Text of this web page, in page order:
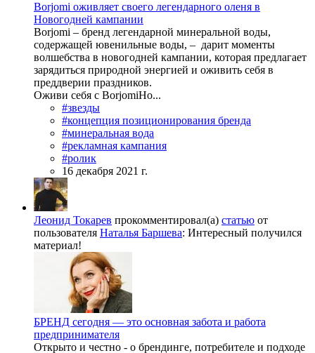
Borjomi оживляет своего легендарного оленя в
Новогодней кампании
Borjomi – бренд легендарной минеральной воды,
содержащей ювенильные воды, – дарит моменты
волшебства в новогодней кампании, которая предлагает
зарядиться природной энергией и оживить себя в
преддверии праздников.
Оживи себя с BorjomiНо...
#звезды
#концепция позиционирования бренда
#минеральная вода
#рекламная кампания
#ролик
16 декабря 2021 г.
Леонид Токарев прокомментировал(а) статью от
пользователя Наталья Баршева: Интересный получился
материал!
БРЕНД сегодня — это основная забота и работа
предпринимателя
Открыто и честно - о брендинге, потребителе и подходе